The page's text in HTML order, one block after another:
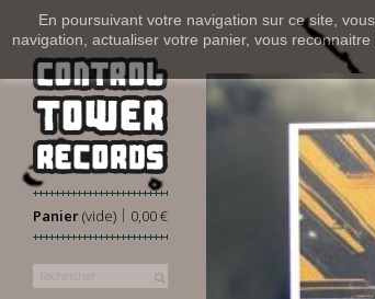
En poursuivant votre navigation sur ce site,
navigation, actualiser votre panier, vous
Panier 0,00 €
|
(vide)